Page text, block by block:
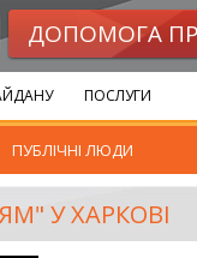
ДОПОМОГА
ПУБЛІЧНІ ЛЮДИ
ПОСЛУГИ
У ХАРКОВІ